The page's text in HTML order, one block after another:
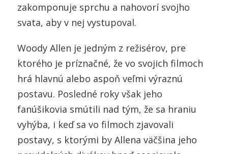
zakomponuje sprchu a nahovorí svojho
svata, aby v nej vystupoval.
Woody Allen je jedným z režisérov, pre
ktorého je príznačné, že vo svojich filmoch
hrá hlavnú alebo aspoň veľmi výraznú
postavu. Posledné roky však jeho
fanúšikovia smútili nad tým, že sa hraniu
vyhýba, i keď sa vo filmoch zjavovali
postavy, s ktorými by Allena väčšina jeho